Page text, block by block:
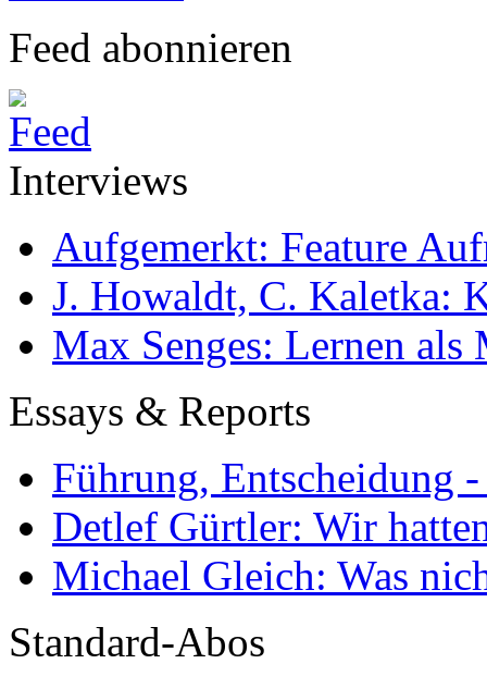
Feed abonnieren
Interviews
Aufgemerkt: Feature
J. Howaldt, C. Kaletka:
Max Senges: Lernen als
Essays & Reports
Führung, Entscheidung
Detlef Gürtler: Wir
Michael Gleich: Was
Standard-Abos